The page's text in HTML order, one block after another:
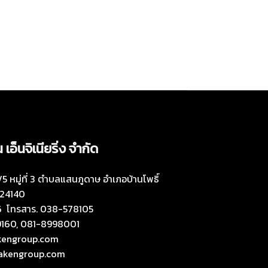
เอ็นจิเนียริ่งจำกัด
หมู่ที่ 3 ตำบลแสนภูดาษ อำเภอบ้านโพธิ์
โทรสาร. 038-578105
081-8998001